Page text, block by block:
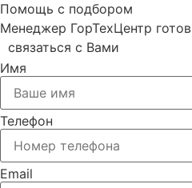
Помощь с подбором
Менеджер ГорТехЦентр готов
связаться с Вами
Имя
Телефон
Email